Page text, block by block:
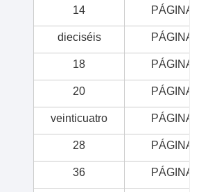
14 PÁGINAS
dieciséis PÁGINAS
18 PÁGINAS
20 PÁGINAS
veinticuatro PÁGINAS
28 PÁGINAS
36 PÁGINAS